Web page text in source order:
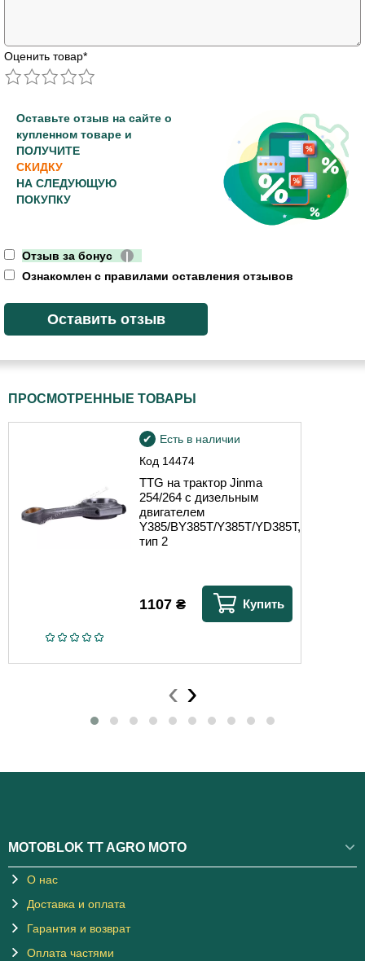
Оценить товар*
Оставьте отзыв на сайте о
купленном товаре и
ПОЛУЧИТЕ
СКИДКУ
НА СЛЕДУЮЩУЮ
ПОКУПКУ
Отзыв за бонус
|
Ознакомлен с правилами оставления отзывов
ПРОСМОТРЕННЫЕ ТОВАРЫ
Код 14474
Есть в наличии
TTG на трактор Jinma
254/264 с дизельным
двигателем
Y385/BY385T/Y385T/YD385T,
тип 2
1107 ₴ Купить
‹ ›
MOTOBLOK TT AGRO MOTO
О нас
Доставка и оплата
Гарантия и возврат
Оплата частями